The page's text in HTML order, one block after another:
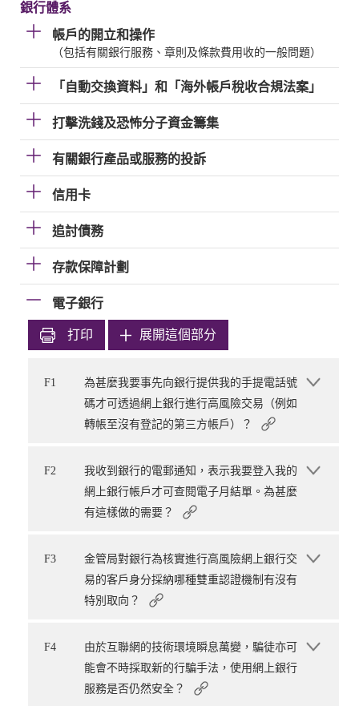
銀行體系
帳戶的開立和操作
（包括有關銀行服務、章則及條款費用收的一般問題）
「自動交換資料」和「海外帳戶稅收合規法案」
打擊洗錢及恐怖分子資金籌集
有關銀行產品或服務的投訴
信用卡
追討債務
存款保障計劃
電子銀行
打印 展開這個部分
F1
為甚麼我要事先向銀行提供我的手提電話號
碼才可透過網上銀行進行高風險交易（例如
轉帳至沒有登記的第三方帳戶）？
F2
我收到銀行的電郵通知，表示我要登入我的
網上銀行帳戶才可查閱電子月結單。為甚麼
有這樣做的需要？
F3
金管局對銀行為核實進行高風險網上銀行交
易的客戶身分採納哪種雙重認證機制有沒有
特別取向？
F4
由於互聯網的技術環境瞬息萬變，騙徒亦可
能會不時採取新的行騙手法，使用網上銀行
服務是否仍然安全？